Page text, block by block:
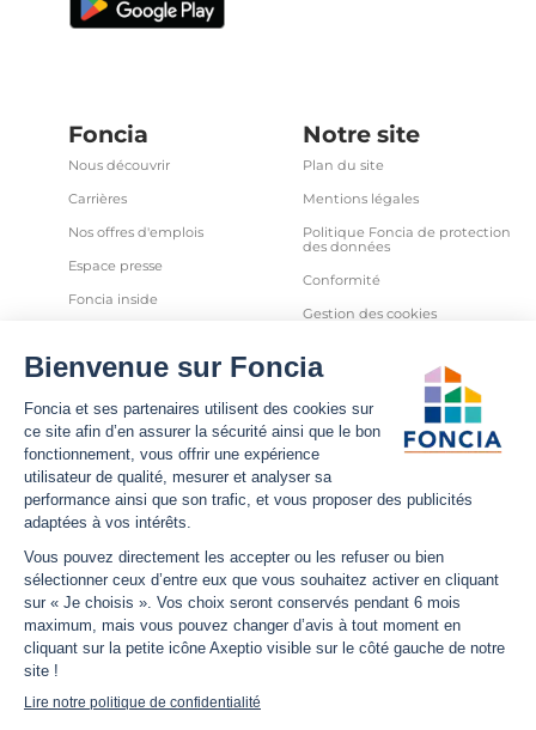
Foncia
Nous découvrir
Carrières
Nos offres d'emplois
Espace presse
Foncia inside
Partenaires
Notre site
Plan du site
Mentions légales
Politique Foncia de protection
des données
Conformité
Gestion des cookies
et autres traceurs
Sécurité informatique
Déclaration d'accessibilité
Infos utiles
Nous contacter
Estimation bien immobilier
Estimation loyer
Actualités
Nous suivre
Facebook
LinkedIn
YouTube
Instagram